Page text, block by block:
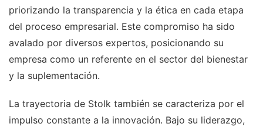
priorizando la transparencia y la ética en cada etapa
del proceso empresarial. Este compromiso ha sido
avalado por diversos expertos, posicionando su
empresa como un referente en el sector del bienestar
y la suplementación.
La trayectoria de Stolk también se caracteriza por el
impulso constante a la innovación. Bajo su liderazgo,